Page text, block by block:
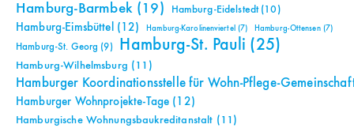
Hamburg-Barmbek(19) Hamburg-Eidelstedt(10)
Hamburg-Eimsbüttel (12) Hamburg-Karolinenviertel (7) Hamburg-Ottensen(7)
Hamburg-St. Georg (9) Hamburg-St. Pauli (25)
Hamburg-Wilhelmsburg (11)
Hamburger Koordinationsstelle für Wohn-Pflege-
Hamburger Wohnprojekte-Tage (12)
Hamburgische Wohnungsbaukreditanstalt (11)